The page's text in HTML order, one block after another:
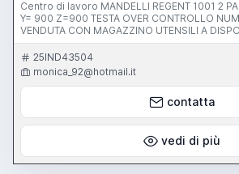
Centro di lavoro MANDELLI REGENT 1001 2
Y= 900 Z=900 TESTA OVER CONTROLLO NUMERICO WIN PLASMA
VENDUTA CON MAGAZZINO UTENSILI A DISPOSIZIONE PER FOTO E
ULTERIORI INDICAZIONI SULLO STATO DEL
25IND43504
monica_92@hotmail.it
contatta
vedi di più